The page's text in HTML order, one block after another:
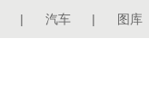
| 汽车 | 图库